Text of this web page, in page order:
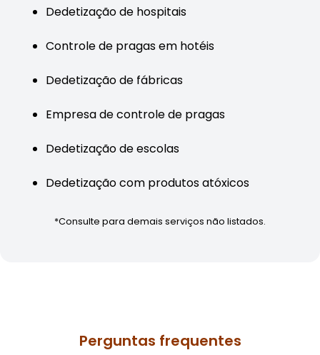
Dedetização de hospitais
Controle de pragas em hotéis
Dedetização de fábricas
Empresa de controle de pragas
Dedetização de escolas
Dedetização com produtos atóxicos
*Consulte para demais serviços não listados.
Perguntas frequentes